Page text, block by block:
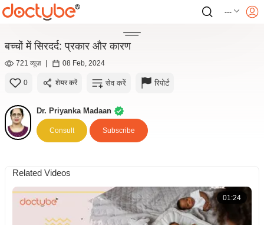
---
बच्चों में सिरदर्द: प्रकार और कारण
721 व्यूज़ | 08 Feb, 2024
0 शेयर करें सेव करें रिपोर्ट
Dr. Priyanka Madaan
Consult Subscribe
Related Videos
01:24